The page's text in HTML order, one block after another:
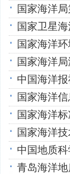
国家海洋
国家卫星
国家海洋
国家海洋
中国海洋报
国家海洋
国家海洋
国家海洋
中国地质
青岛海洋